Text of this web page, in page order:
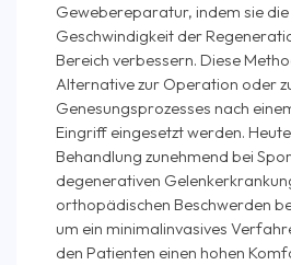
Gewebereparatur, indem sie
Geschwindigkeit der
Bereich verbessern. Diese
Alternative zur Operation oder
Genesungsprozesses nach
Eingriff eingesetzt werden.
Behandlung zunehmend bei
degenerativen
orthopädischen Beschwerden
um ein minimalinvasives
den Patienten einen hohen